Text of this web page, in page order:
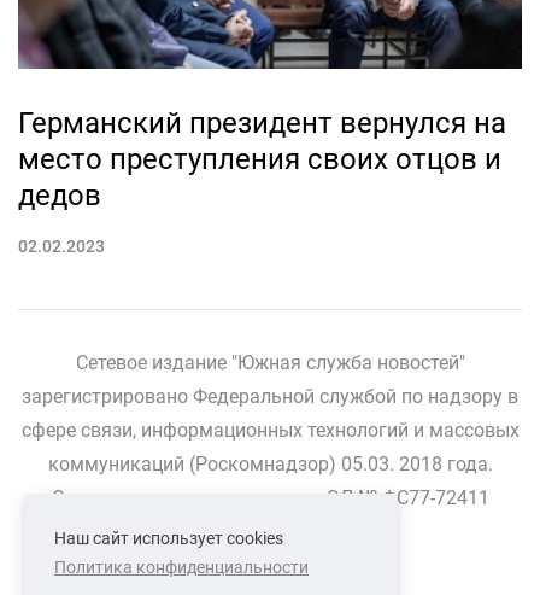
Германский президент вернулся на
место преступления своих отцов и
дедов
02.02.2023
Сетевое издание "Южная служба новостей"
зарегистрировано Федеральной службой по надзору в
сфере связи, информационных технологий и массовых
коммуникаций (Роскомнадзор) 05.03. 2018 года.
Свидетельство о регистрации ЭЛ № ФС77-72411
СВЯЗАТЬСЯ С НАМИ
Наш сайт использует cookies
Политика конфиденциальности